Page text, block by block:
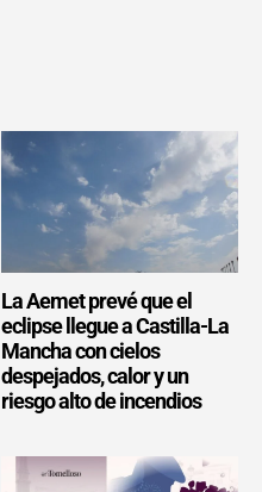
La Aemet prevé que el
eclipse llegue a Castilla-La
Mancha con cielos
despejados, calor y un
riesgo alto de incendios